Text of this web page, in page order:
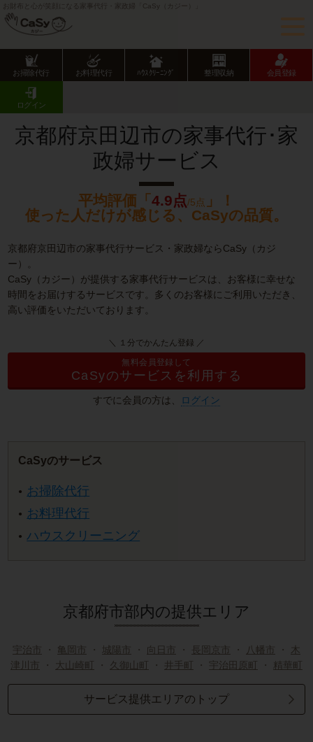
お財布と心が笑顔になる家事代行・家政婦「CaSy（カジー）」
お掃除代行 お料理代行 ﾊｳｽｸﾘｰﾆﾝｸﾞ 整理収納 会員登録
ログイン
CaSy TOP
京田辺市の家事代行･家政婦サービス
京都府京田辺市の家事代行･家
政婦サービス
平均評価「 4.9点/5点
」！
使った人だけが感じる、CaSyの品質。
京都府京田辺市の家事代行サービス・家政婦ならCaSy（カジ
ー）。
CaSy（カジー）が提供する家事代行サービスは、お客様に幸せな
時間をお届けするサービスです。多くのお客様にご利用いただき、
高い評価をいただいております。
＼ １分でかんたん登録 ／
無料会員登録して
CaSyのサービスを利用する
すでに会員の方は、 ログイン
CaSyのサービス
お掃除代行
お料理代行
ハウスクリーニング
京都府市部内の提供エリア
宇治市 ・ 亀岡市 ・ 城陽市 ・ 向日市 ・ 長岡京市 ・ 八幡市 ・ 木
津川市
・ 大山崎町 ・ 久御山町 ・ 井手町 ・ 宇治田原町 ・ 精華町
サービス提供エリアのトップ